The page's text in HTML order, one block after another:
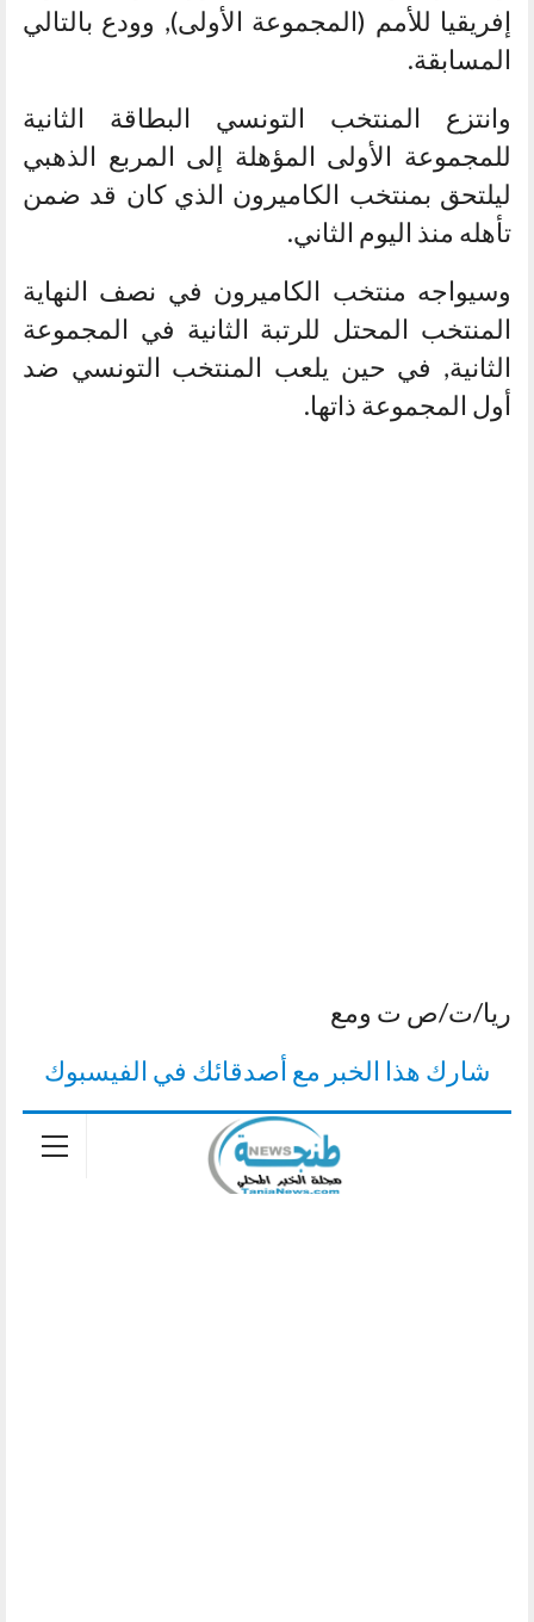
إفريقيا للأمم (المجموعة الأولى), وودع بالتالي
المسابقة.
وانتزع المنتخب التونسي البطاقة الثانية
للمجموعة الأولى المؤهلة إلى المربع الذهبي
ليلتحق بمنتخب الكاميرون الذي كان قد ضمن
تأهله منذ اليوم الثاني.
وسيواجه منتخب الكاميرون في نصف النهاية
المنتخب المحتل للرتبة الثانية في المجموعة
الثانية, في حين يلعب المنتخب التونسي ضد
أول المجموعة ذاتها.
ريا/ت/ص ت ومع
شارك هذا الخبر مع أصدقائك في الفيسبوك